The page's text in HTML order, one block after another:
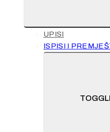
UPISI
ISPISI I